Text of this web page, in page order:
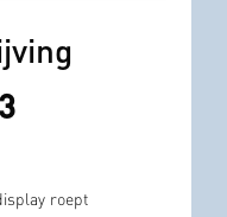
roept